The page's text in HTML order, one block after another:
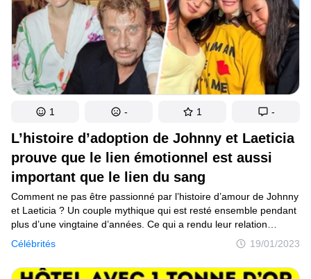
L’histoire d’adoption de Johnny et Laeticia
prouve que le lien émotionnel est aussi
important que le lien du sang
Célébrités 19/01/2023
Comment ne pas être passionné par l’histoire d’amour de Johnny
et Laeticia ? Un couple mythique qui est resté ensemble pendant
plus d’une vingtaine d’années. Ce qui a rendu leur relation
encore plus inspirante, c’est qu’ils n’ont jamais pensé à y mettre
fin malgré les jugements des autres et les difficultés auxquelles ils
ont fait face.
1 - 1 -